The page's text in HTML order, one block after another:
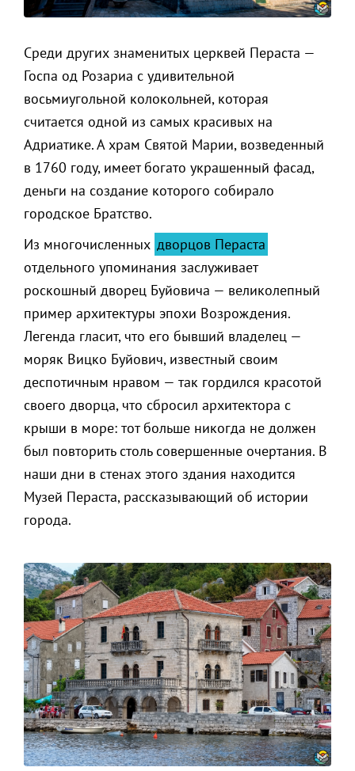
Среди других знаменитых церквей Пераста —
Госпа од Розариа с удивительной
восьмиугольной колокольней, которая
считается одной из самых красивых на
Адриатике. А храм Святой Марии, возведенный
в 1760 году, имеет богато украшенный фасад,
деньги на создание которого собирало
городское Братство.
Из многочисленных дворцов Пераста
отдельного упоминания заслуживает
роскошный дворец Буйовича — великолепный
пример архитектуры эпохи Возрождения.
Легенда гласит, что его бывший владелец —
моряк Вицко Буйович, известный своим
деспотичным нравом — так гордился красотой
своего дворца, что сбросил архитектора с
крыши в море: тот больше никогда не должен
был повторить столь совершенные очертания. В
наши дни в стенах этого здания находится
Музей Пераста, рассказывающий об истории
города.